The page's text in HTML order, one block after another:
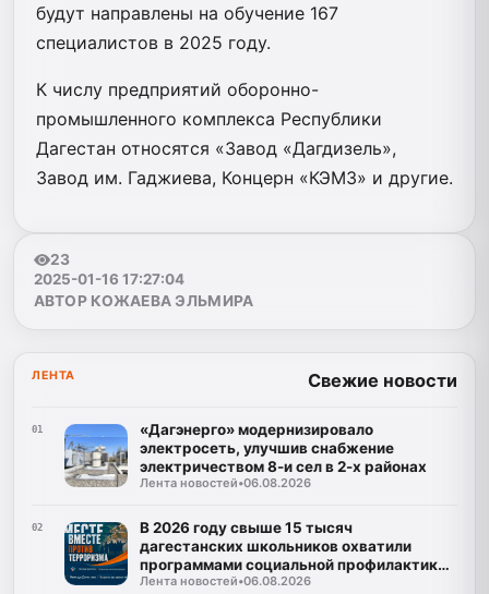
будут направлены на обучение 167
специалистов в 2025 году.
К числу предприятий оборонно-
промышленного комплекса Республики
Дагестан относятся «Завод «Дагдизель»,
Завод им. Гаджиева, Концерн «КЭМЗ» и другие.
23
2025-01-16 17:27:04
АВТОР КОЖАЕВА ЭЛЬМИРА
ЛЕНТА Свежие новости
01
«Дагэнерго» модернизировало
электросеть, улучшив снабжение
электричеством 8-и сел в 2-х районах
Лента новостей•06.08.2026
02
В 2026 году свыше 15 тысяч
дагестанских школьников охватили
программами социальной профилактики
в 2026 году
Лента новостей•06.08.2026